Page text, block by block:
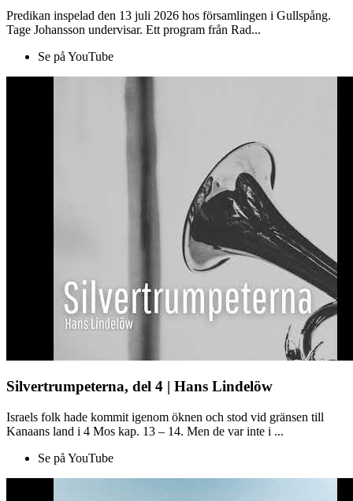
Predikan inspelad den 13 juli 2026 hos församlingen i Gullspång.
Tage Johansson undervisar. Ett program från Rad...
Se på YouTube
Silvertrumpeterna, del 4 | Hans Lindelöw
Israels folk hade kommit igenom öknen och stod vid gränsen till
Kanaans land i 4 Mos kap. 13 – 14. Men de var inte i ...
Se på YouTube